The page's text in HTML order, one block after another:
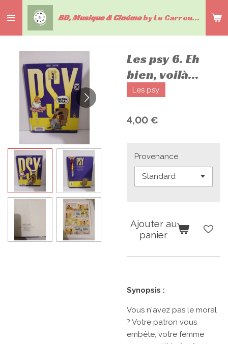
au
contenu
BD, Musique & Cinémaby Le Carrousel du livre
Les psy 6. Eh
bien, voilà...
Les psy
4,00 €
Provenance
Ajouter au
panier
Synopsis :
Vous n'avez pas le moral
? Votre patron vous
embête, votre femme